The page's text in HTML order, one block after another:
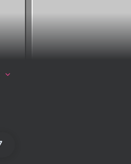
重新请求玩家的死亡信息（维度与坐